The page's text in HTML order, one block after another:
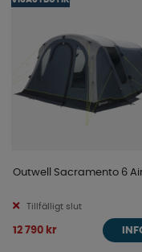
Vi erbjuder
att passa olika
mellan lätta
glasfiberstänger
uppsättning och
förvaringslösningar
Outwell Sacramento 6
Tillfälligt slut
12 790 kr